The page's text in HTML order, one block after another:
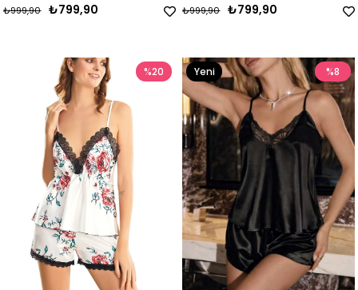
₺799,90
₺999,90 ₺799,90
₺999,90
%20 %8
Yeni
Ürün